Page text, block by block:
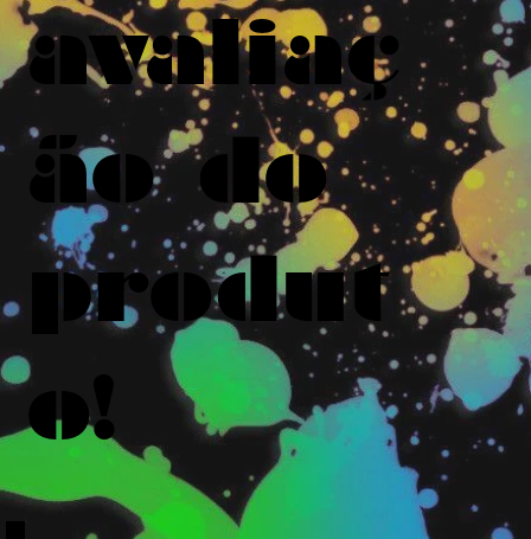
avaliaç
ão do
produt
o!